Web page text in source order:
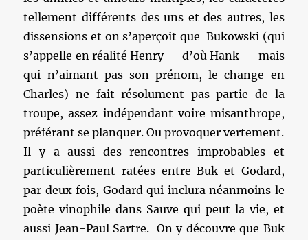
tellement différents des uns et des autres, les
dissensions et on s’aperçoit que Bukowski (qui
s’appelle en réalité Henry — d’où Hank — mais
qui n’aimant pas son prénom, le change en
Charles) ne fait résolument pas partie de la
troupe, assez indépendant voire misanthrope,
préférant se planquer. Ou provoquer vertement.
Il y a aussi des rencontres improbables et
particulièrement ratées entre Buk et Godard,
par deux fois, Godard qui inclura néanmoins le
poète vinophile dans Sauve qui peut la vie, et
aussi Jean-Paul Sartre. On y découvre que Buk